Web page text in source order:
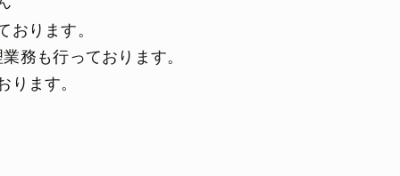
おります。
務 も行っております。
ます。